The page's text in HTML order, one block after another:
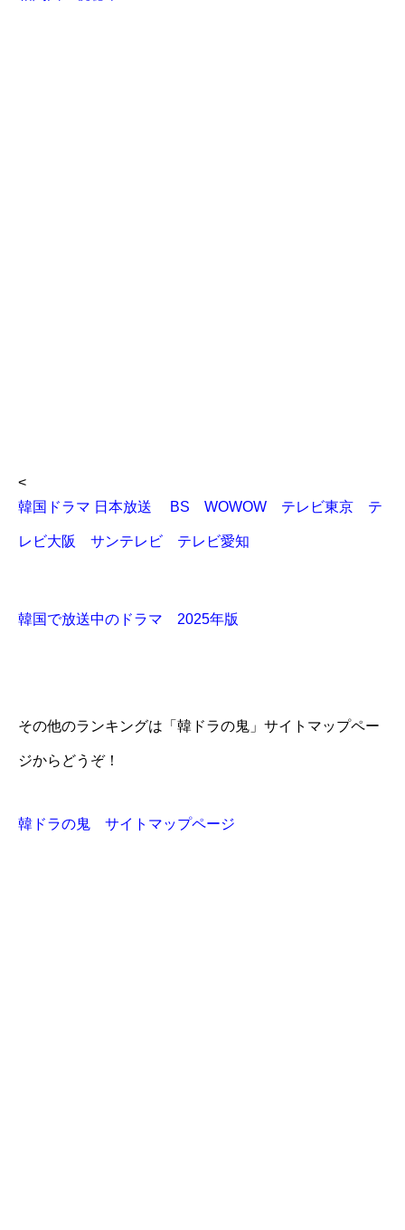
<
韓国ドラマ 日本放送 BS WOWOW テレビ東京 テ
レビ大阪 サンテレビ テレビ愛知
韓国で放送中のドラマ 2025年版
その他のランキングは「韓ドラの鬼」サイトマップペー
ジからどうぞ！
韓ドラの鬼 サイトマップページ